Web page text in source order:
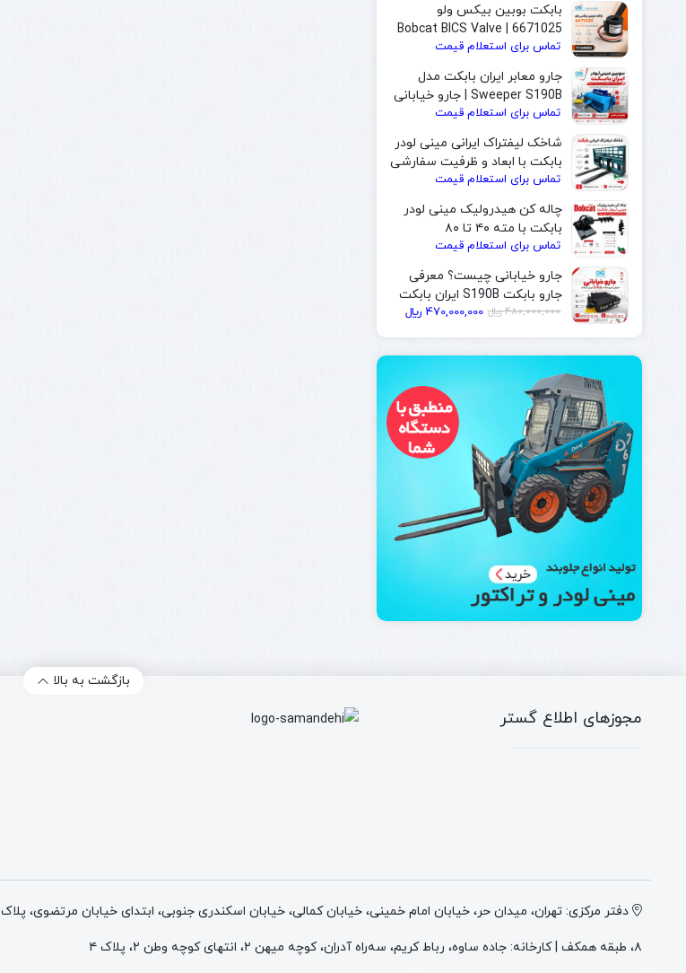
بابکت بوبین بیکس ولو
6671025 | Bobcat BICS Valve
Solenoid Coil
تماس برای استعلام قیمت
جارو معابر ایران بابکت مدل
Sweeper S190B | جارو خیابانی
و جارو بابکت مخصوص شهرداری
تماس برای استعلام قیمت
شاخک لیفتراک ایرانی مینی لودر
بابکت با ابعاد و ظرفیت سفارشی
| ایران بابکت
تماس برای استعلام قیمت
چاله کن هیدرولیک مینی لودر
بابکت با مته ۴۰ تا ۸۰
سانتی‌متر | ایران بابکت
تماس برای استعلام قیمت
جارو خیابانی چیست؟ معرفی
جارو بابکت S190B ایران بابکت
480,000,000﷼ 470,000,000 ﷼
بازگشت به بالا
مجوزهای اطلاع گستر
دفتر مرکزی: تهران، میدان حر، خیابان امام خمینی، خیابان کمالی، خیابان اسکندری جنوبی، ابتدای خیابان مرتضوی، پلاک
۸، طبقه همکف | کارخانه: جاده ساوه، رباط کریم، سه‌راه آدران، کوچه میهن ۲، انتهای کوچه وطن ۲، پلاک ۴